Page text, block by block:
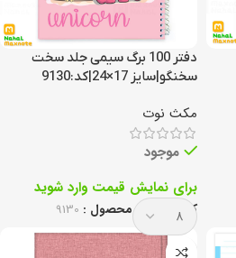
دفتر 100 برگ سیمی جلد سخت
سخنگو|سایز 17×24|کد:9130
مکث نوت
موجود
برای نمایش قیمت وارد شوید
کد انحصاری محصول : 9130